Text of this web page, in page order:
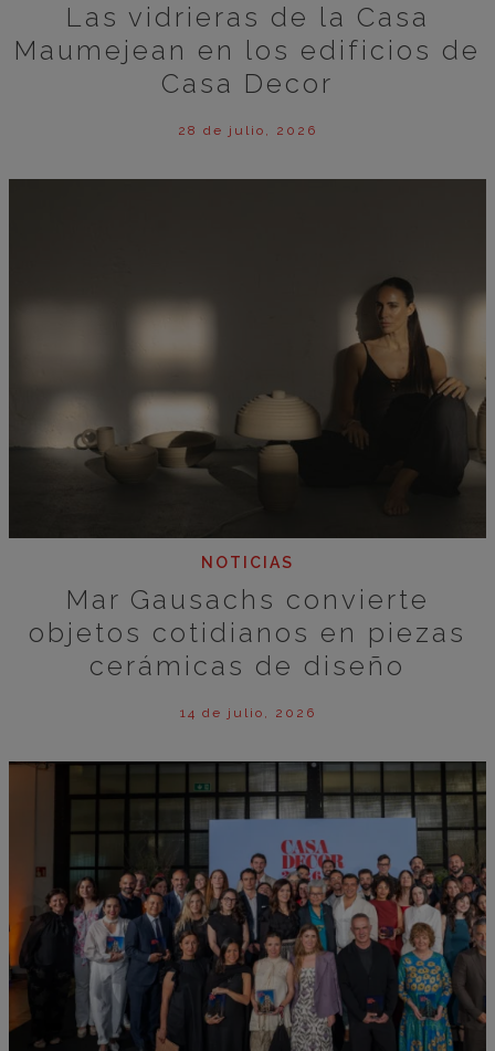
Las vidrieras de la Casa
Maumejean en los edificios de
Casa Decor
28 de julio, 2026
NOTICIAS
Mar Gausachs convierte
objetos cotidianos en piezas
cerámicas de diseño
14 de julio, 2026